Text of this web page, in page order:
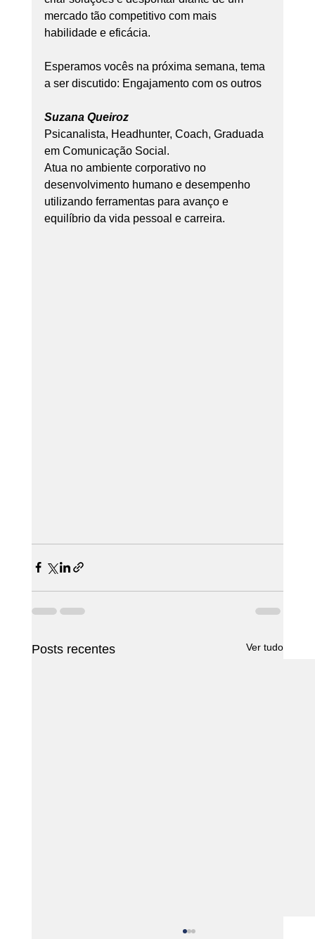
mercado tão competitivo com mais
habilidade e eficácia.
Esperamos vocês na próxima semana, tema
a ser discutido: Engajamento com os outros
Suzana Queiroz
Psicanalista, Headhunter, Coach, Graduada
em Comunicação Social.
Atua no ambiente corporativo no
desenvolvimento humano e desempenho
utilizando ferramentas para avanço e
equilíbrio da vida pessoal e carreira.
Posts recentes Ver tudo